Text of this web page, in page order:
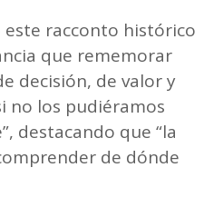
racconto histórico
que rememorar
decisión, de valor y
no los pudiéramos
destacando que “la
de dónde